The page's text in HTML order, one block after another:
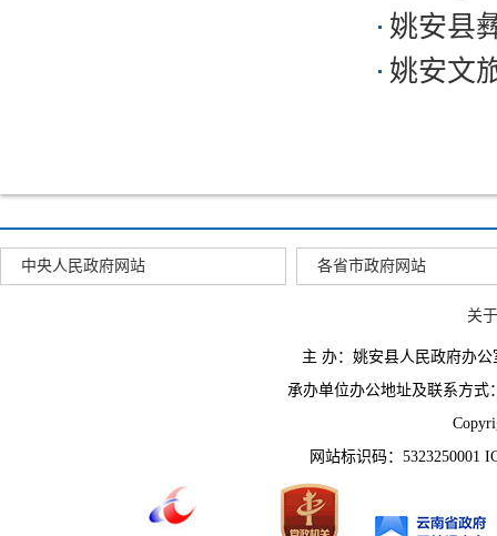
姚安县
姚安文
中央人民政府网站 各省市政府网站
关
主 办：姚安县人民政府办
承办单位办公地址及联系方式
网站标识码：5323250001